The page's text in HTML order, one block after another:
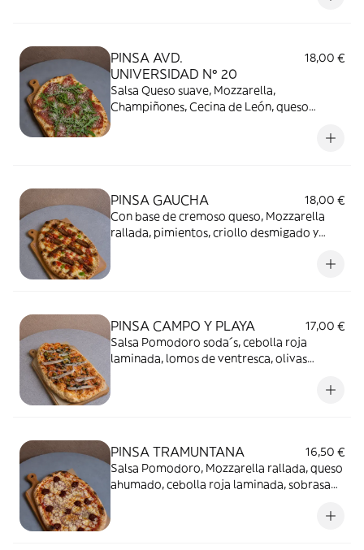
PINSA AVD.
UNIVERSIDAD Nº 20
18,00 €
Salsa Queso suave, Mozzarella,
Champiñones, Cecina de León, queso
PINSA GAUCHA
18,00 €
Con base de cremoso queso, Mozzarella
rallada, pimientos, criollo desmigado y
PINSA CAMPO Y PLAYA
17,00 €
Salsa Pomodoro soda´s, cebolla roja
laminada, lomos de ventresca, olivas
PINSA TRAMUNTANA
16,50 €
Salsa Pomodoro, Mozzarella rallada, queso
ahumado, cebolla roja laminada, sobrasada